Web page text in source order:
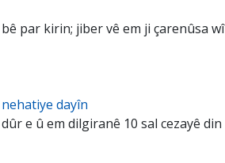
par kirin; jiber vê em ji çarenûsa wî
dayîn
e û em dilgiranê 10 sal cezayê din